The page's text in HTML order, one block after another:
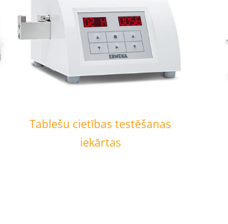
Tablešu cietības testēšanas
iekārtas